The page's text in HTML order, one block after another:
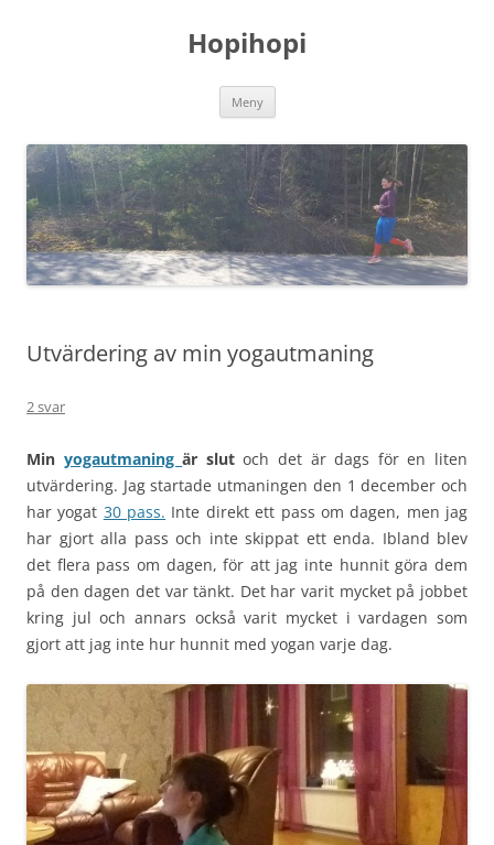
Hopihopi
Meny
Utvärdering av min yogautmaning
2 svar
Min yogautmaningär slutoch det är dags för en liten
utvärdering. Jag startade utmaningen den 1 december och
har yogat 30 pass. Inte direkt ett pass om dagen, men jag
har gjort alla pass och inte skippat ett enda. Ibland blev
det flera pass om dagen, för att jag inte hunnit göra dem
på den dagen det var tänkt. Det har varit mycket på jobbet
kring jul och annars också varit mycket i vardagen som
gjort att jag inte hur hunnit med yogan varje dag.